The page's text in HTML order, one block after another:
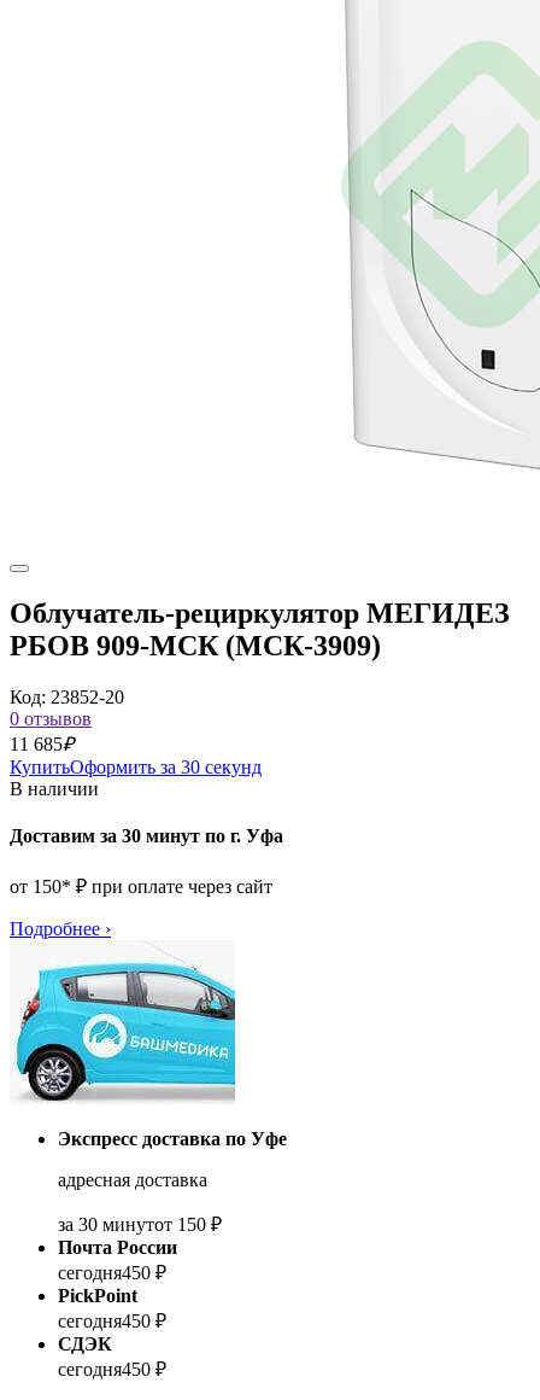
Облучатель-рециркулятор МЕГИДЕЗ
РБОВ 909-МСК (МСК-3909)
Код: 23852-20
0 отзывов
11 685₽
КупитьОформить за 30 секунд
В наличии
Доставим за 30 минут по г. Уфа
от 150* ₽ при оплате через сайт
Подробнее ›
Экспресс доставка по Уфе
адресная доставка
за 30 минутот 150 ₽
Почта России
сегодня450 ₽
PickPoint
сегодня450 ₽
СДЭК
сегодня450 ₽